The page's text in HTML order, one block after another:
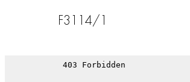
F3114/1